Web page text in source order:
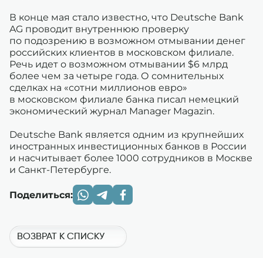
В конце мая стало известно, что Deutsche Bank
AG проводит внутреннюю проверку
по подозрению в возможном отмывании денег
российских клиентов в московском филиале.
Речь идет о возможном отмывании $6 млрд
более чем за четыре года. О сомнительных
сделках на «сотни миллионов евро»
в московском филиале банка писал немецкий
экономический журнал Manager Magazin.
Deutsche Bank является одним из крупнейших
иностранных инвестиционных банков в России
и насчитывает более 1000 сотрудников в Москве
и Санкт-Петербурге.
Поделиться:
ВОЗВРАТ К СПИСКУ